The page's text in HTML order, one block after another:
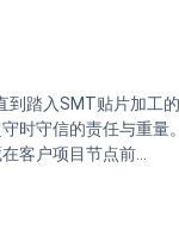
到踏入SMT贴片加工
时守信的责任与重量
客户项目节点前…